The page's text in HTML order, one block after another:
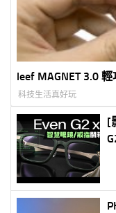
leef MAGNET 3.0
科技生活真好玩
[